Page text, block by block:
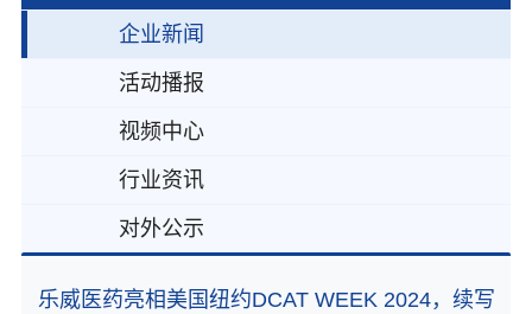
企业新闻
活动播报
视频中心
行业资讯
对外公示
乐威医药亮相美国纽约DCAT WEEK 2024，续写